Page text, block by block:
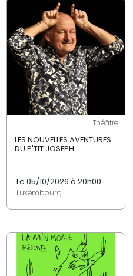
Théâtre
LES NOUVELLES AVENTURES
DU P'TIT JOSEPH
Le 05/10/2026 à 20h00
Luxembourg